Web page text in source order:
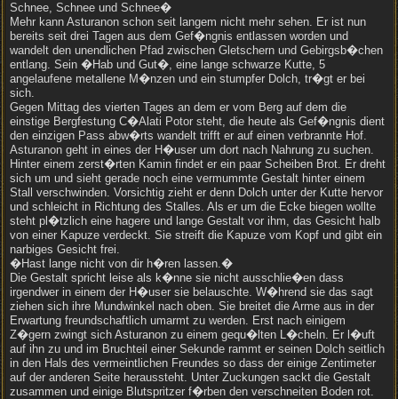
Schnee, Schnee und Schnee�
Mehr kann Asturanon schon seit langem nicht mehr sehen. Er ist nun
bereits seit drei Tagen aus dem Gef�ngnis entlassen worden und
wandelt den unendlichen Pfad zwischen Gletschern und Gebirgsb�chen
entlang. Sein �Hab und Gut�, eine lange schwarze Kutte, 5
angelaufene metallene M�nzen und ein stumpfer Dolch, tr�gt er bei
sich.
Gegen Mittag des vierten Tages an dem er vom Berg auf dem die
einstige Bergfestung C�Alati Potor steht, die heute als Gef�ngnis dient
den einzigen Pass abw�rts wandelt trifft er auf einen verbrannte Hof.
Asturanon geht in eines der H�user um dort nach Nahrung zu suchen.
Hinter einem zerst�rten Kamin findet er ein paar Scheiben Brot. Er dreht
sich um und sieht gerade noch eine vermummte Gestalt hinter einem
Stall verschwinden. Vorsichtig zieht er denn Dolch unter der Kutte hervor
und schleicht in Richtung des Stalles. Als er um die Ecke biegen wollte
steht pl�tzlich eine hagere und lange Gestalt vor ihm, das Gesicht halb
von einer Kapuze verdeckt. Sie streift die Kapuze vom Kopf und gibt ein
narbiges Gesicht frei.
�Hast lange nicht von dir h�ren lassen.�
Die Gestalt spricht leise als k�nne sie nicht ausschlie�en dass
irgendwer in einem der H�user sie belauschte. W�hrend sie das sagt
ziehen sich ihre Mundwinkel nach oben. Sie breitet die Arme aus in der
Erwartung freundschaftlich umarmt zu werden. Erst nach einigem
Z�gern zwingt sich Asturanon zu einem gequ�lten L�cheln. Er l�uft
auf ihn zu und im Bruchteil einer Sekunde rammt er seinen Dolch seitlich
in den Hals des vermeintlichen Freundes so dass der einige Zentimeter
auf der anderen Seite heraussteht. Unter Zuckungen sackt die Gestalt
zusammen und einige Blutspritzer f�rben den verschneiten Boden rot.